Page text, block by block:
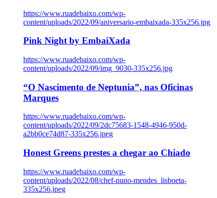
https://www.ruadebaixo.com/wp-
content/uploads/2022/09/aniversario-embaixada-335x256.jpg
Pink Night by EmbaiXada
https://www.ruadebaixo.com/wp-
content/uploads/2022/09/img_9030-335x256.jpg
“O Nascimento de Neptunia”, nas Oficinas
Marques
https://www.ruadebaixo.com/wp-
content/uploads/2022/09/2dc75683-1548-4946-950d-
a2bb0ce74d87-335x256.jpeg
Honest Greens prestes a chegar ao Chiado
https://www.ruadebaixo.com/wp-
content/uploads/2022/08/chef-nuno-mendes_lisboeta-
335x256.jpeg